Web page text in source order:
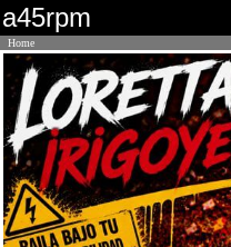
a45rpm
Home